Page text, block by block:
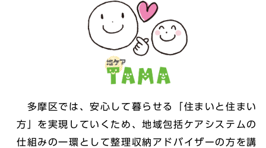
多摩区では、安心して暮らせる「住まいと住まい
方」を実現していくため、地域包括ケアシステムの
仕組みの一環として整理収納アドバイザーの方を講